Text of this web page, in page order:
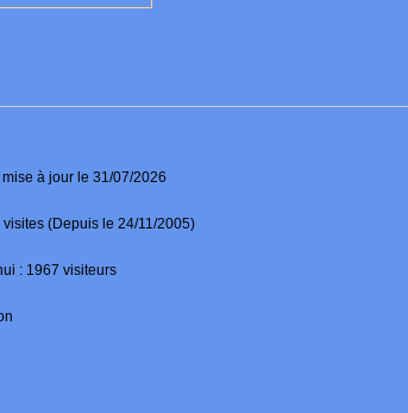
à jour le 31/07/2026
(Depuis le 24/11/2005)
: 1967 visiteurs